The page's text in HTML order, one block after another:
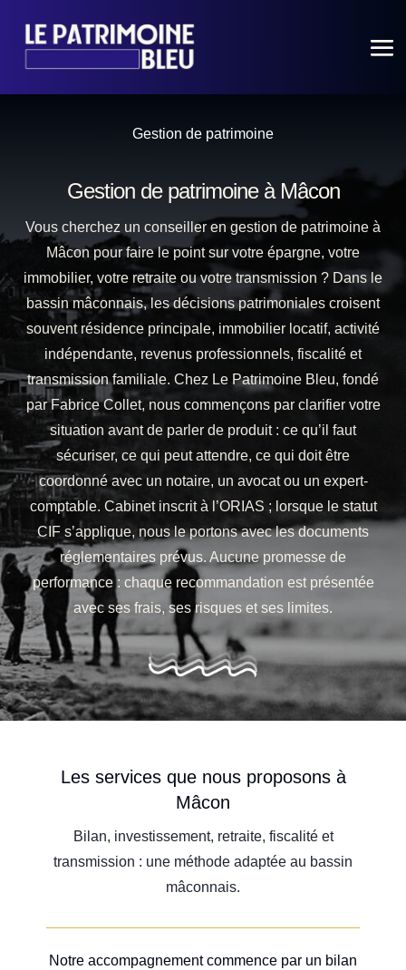
Gestion de patrimoine
Gestion de patrimoine à Mâcon
Vous cherchez un conseiller en gestion de patrimoine à
Mâcon pour faire le point sur votre épargne, votre
immobilier, votre retraite ou votre transmission ? Dans le
bassin mâconnais, les décisions patrimoniales croisent
souvent résidence principale, immobilier locatif, activité
indépendante, revenus professionnels, fiscalité et
transmission familiale. Chez Le Patrimoine Bleu, fondé
par Fabrice Collet, nous commençons par clarifier votre
situation avant de parler de produit : ce qu’il faut
sécuriser, ce qui peut attendre, ce qui doit être
coordonné avec un notaire, un avocat ou un expert-
comptable. Cabinet inscrit à l’ORIAS ; lorsque le statut
CIF s’applique, nous le portons avec les documents
réglementaires prévus. Aucune promesse de
performance : chaque recommandation est présentée
avec ses frais, ses risques et ses limites.
Les services que nous proposons à
Mâcon
Bilan, investissement, retraite, fiscalité et
transmission : une méthode adaptée au bassin
mâconnais.
Notre accompagnement commence par un bilan